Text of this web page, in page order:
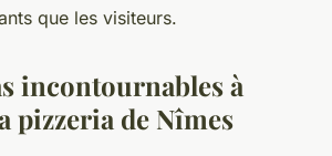
que les visiteurs.
incontournables à
pizzeria de Nîmes